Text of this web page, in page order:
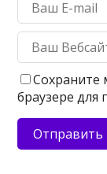
Сохраните
браузере